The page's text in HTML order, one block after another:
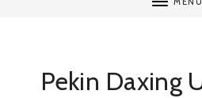
Pekin Daxing